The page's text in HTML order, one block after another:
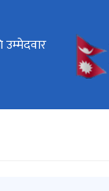
उम्मेदवार
लागि नाम
लागि नाम
विवरण